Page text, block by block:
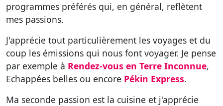
programmes préférés qui, en général, reflètent
mes passions.
J'apprécie tout particulièrement les voyages et du
coup les émissions qui nous font voyager. Je pense
par exemple à Rendez-vous en Terre Inconnue,
Echappées belles ou encore Pékin Express.
Ma seconde passion est la cuisine et j'apprécie